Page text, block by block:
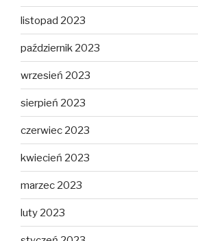
listopad 2023
październik 2023
wrzesień 2023
sierpień 2023
czerwiec 2023
kwiecień 2023
marzec 2023
luty 2023